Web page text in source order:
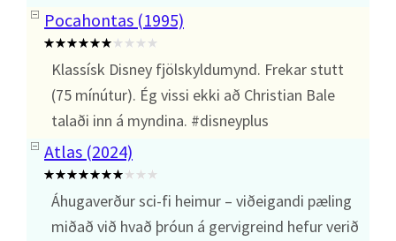
Pocahontas (1995)
Klassísk Disney fjölskyldumynd. Frekar stutt
(75 mínútur). Ég vissi ekki að Christian Bale
talaði inn á myndina. #disneyplus
Atlas (2024)
Áhugaverður sci-fi heimur – viðeigandi pæling
miðað við hvað þróun á gervigreind hefur verið